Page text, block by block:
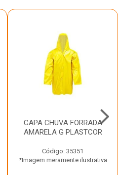
CAPA CHUVA FORRADA
AMARELA G PLASTCOR
Código: 35351
*Imagem meramente ilustrativa